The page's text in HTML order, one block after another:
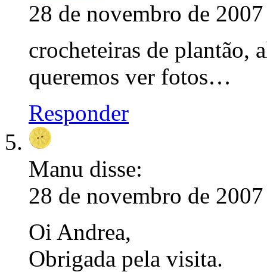
28 de novembro de
crocheteiras de plantão,
queremos ver fotos…
Responder
Manu disse:
28 de novembro de
Oi Andrea,
Obrigada pela visita.